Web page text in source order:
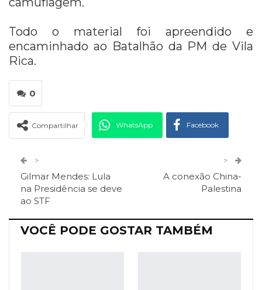
Todo o material foi apreendido e
encaminhado ao Batalhão da PM de Vila
Rica.
0
Compartilhar WhatsApp Facebook
>
Gilmar Mendes: Lula
na Presidência se deve
ao STF
>
A conexão China-
Palestina
VOCÊ PODE GOSTAR TAMBÉM